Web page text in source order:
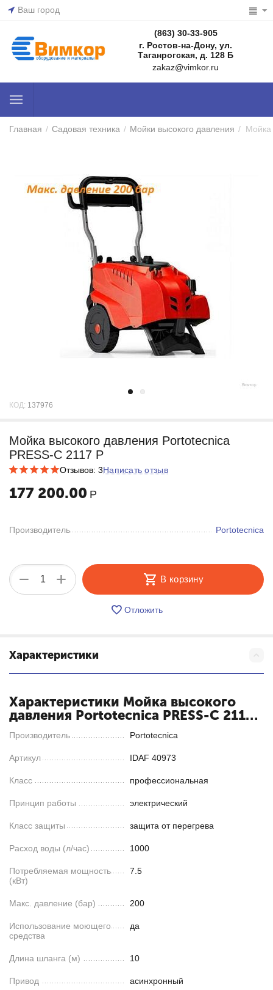
Ваш город
(863) 30-33-905
г. Ростов-на-Дону, ул.
Таганрогская, д. 128 Б
zakaz@vimkor.ru
Главная / Садовая техника / Мойки высокого давления /
КОД: 137976
Мойка высокого давления Portotecnica
PRESS-C 2117 P
Отзывов: 3Написать отзыв
177 200.00 Р
Производитель Portotecnica
+
− В корзину
Отложить
Характеристики
Характеристики Мойка высокого
давления Portotecnica PRESS-C 2117
P
Производитель Portotecnica
Артикул IDAF 40973
Класс профессиональная
Принцип работы электрический
Класс защиты защита от перегрева
Расход воды (л/час) 1000
Потребляемая мощность
(кВт)
7.5
Макс. давление (бар) 200
Использование моющего
средства
да
Длина шланга (м) 10
Привод асинхронный